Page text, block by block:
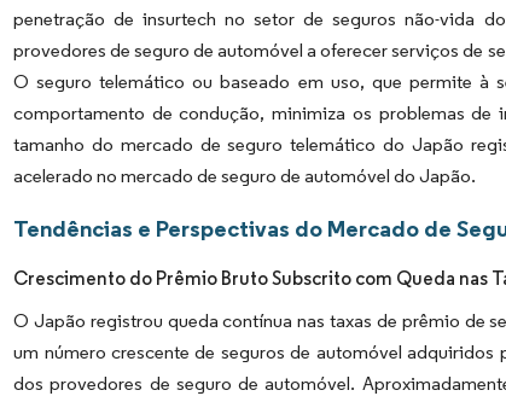
penetração de insurtech no setor de seguros não-vida
provedores de seguro de automóvel a oferecer serviços de
O seguro telemático ou baseado em uso, que permite à
comportamento de condução, minimiza os problemas de
tamanho do mercado de seguro telemático do Japão
acelerado no mercado de seguro de automóvel do Japão.
Tendências e Perspectivas do Mercado de
Crescimento do Prêmio Bruto Subscrito com Queda nas
O Japão registrou queda contínua nas taxas de prêmio de
um número crescente de seguros de automóvel
dos provedores de seguro de automóvel.